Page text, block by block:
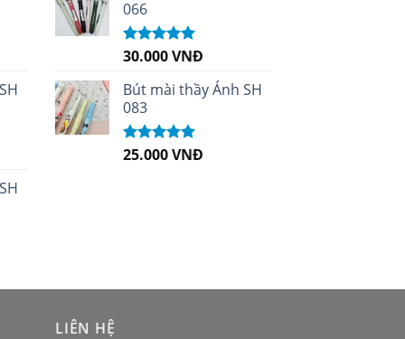
066
Được xếp
sao
30.000VNĐ
Bút mài thầy Ánh SH
083
Được xếp
25.000VNĐ
LIÊN HỆ